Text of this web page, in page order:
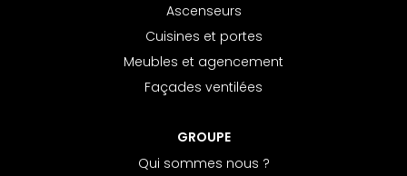
Ascenseurs
Cuisines et portes
Meubles et agencement
Façades ventilées
GROUPE
Qui sommes nous ?